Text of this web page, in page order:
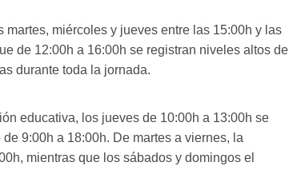
miércoles y jueves entre las 15:00h y las
de 12:00h a 16:00h se registran niveles altos de
durante toda la jornada.
educativa, los jueves de 10:00h a 13:00h se
9:00h a 18:00h. De martes a viernes, la
mientras que los sábados y domingos el